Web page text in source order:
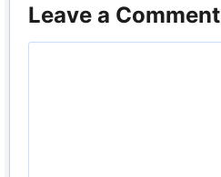
Leave a Comment